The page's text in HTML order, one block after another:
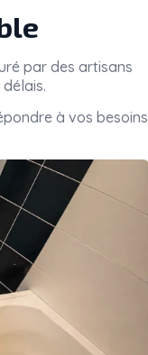
par des artisans
à vos besoins